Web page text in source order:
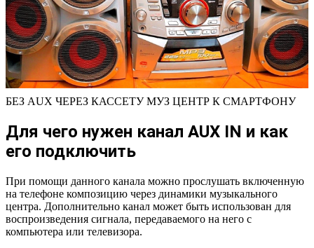
БЕЗ AUX ЧЕРЕЗ КАССЕТУ МУЗ ЦЕНТР К СМАРТФОНУ
Для чего нужен канал AUX IN и как
его подключить
При помощи данного канала можно прослушать включенную
на телефоне композицию через динамики музыкального
центра. Дополнительно канал может быть использован для
воспроизведения сигнала, передаваемого на него с
компьютера или телевизора.